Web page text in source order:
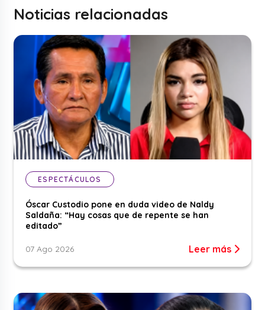
Noticias relacionadas
ESPECTÁCULOS
Óscar Custodio pone en duda video de Naldy
Saldaña: “Hay cosas que de repente se han
editado”
07 Ago 2026 Leer más